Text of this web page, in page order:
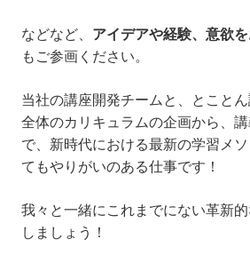
などなど、 アイデアや経験、意欲
もご参画ください。
当社の講座開発チームと、とこと
全体のカリキュラムの企画から、
で、新時代における最新の学習メ
てもやりがいのある仕事です！
我々と一緒にこれまでにない革新
しましょう！